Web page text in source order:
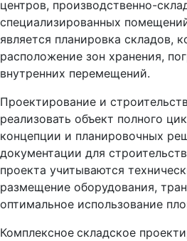
центров, производственно-
специализированных
является планировка складов,
расположение зон хранения,
внутренних перемещений.
Проектирование и
реализовать объект полного
концепции и планировочных
документации для
проекта учитываются
размещение оборудования,
оптимальное использование
Комплексное складское